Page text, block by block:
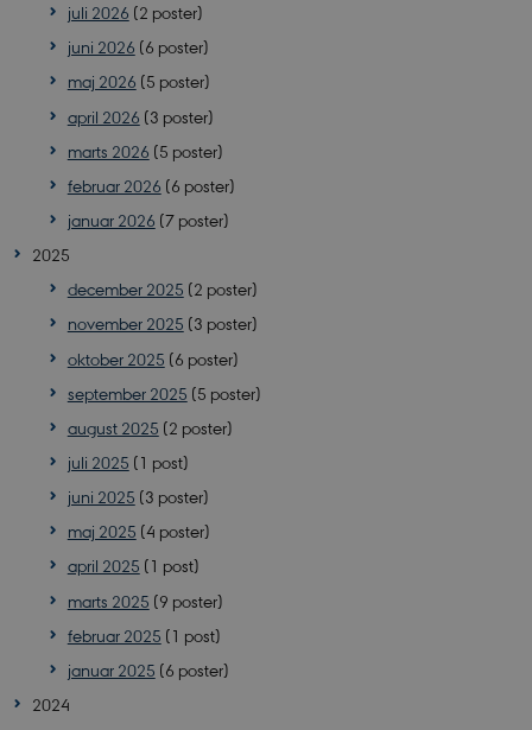
juli 2026 (2 poster)
juni 2026 (6 poster)
maj 2026 (5 poster)
april 2026 (3 poster)
marts 2026 (5 poster)
februar 2026 (6 poster)
januar 2026 (7 poster)
2025
december 2025 (2 poster)
november 2025 (3 poster)
oktober 2025 (6 poster)
september 2025 (5 poster)
august 2025 (2 poster)
juli 2025 (1 post)
juni 2025 (3 poster)
maj 2025 (4 poster)
april 2025 (1 post)
marts 2025 (9 poster)
februar 2025 (1 post)
januar 2025 (6 poster)
2024